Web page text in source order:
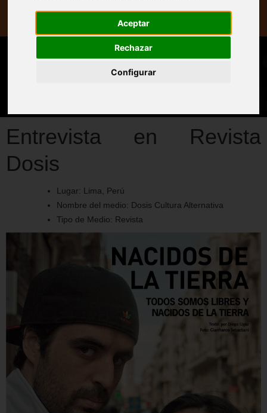
Aceptar
Rechazar
Configurar
Entrevista en Revista
Dosis
Lugar: Lima, Perú
Nombre del medio: Dosis Cultura Alternativa
Tipo de Medio: Revista